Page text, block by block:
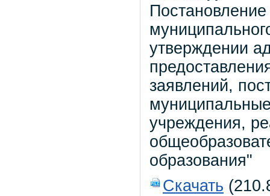
утверждении
заявлений,
учреждения,
образования"
Скачать